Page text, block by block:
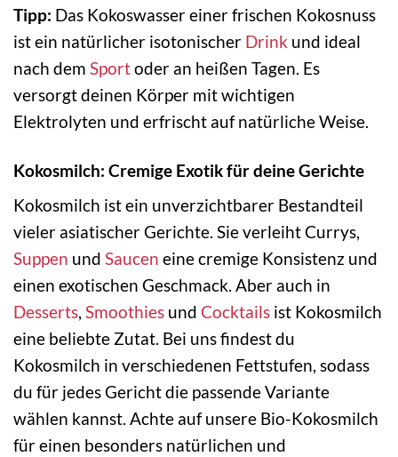
Tipp: Das Kokoswasser einer frischen Kokosnuss
ist ein natürlicher isotonischer Drink und ideal
nach dem Sportoder an heißen Tagen. Es
versorgt deinen Körper mit wichtigen
Elektrolyten und erfrischt auf natürliche Weise.
Kokosmilch: Cremige Exotik für deine Gerichte
Kokosmilch ist ein unverzichtbarer Bestandteil
vieler asiatischer Gerichte. Sie verleiht Currys,
Suppen und Saucen eine cremige Konsistenz und
einen exotischen Geschmack. Aber auch in
Desserts, Smoothies und Cocktails ist Kokosmilch
eine beliebte Zutat. Bei uns findest du
Kokosmilch in verschiedenen Fettstufen, sodass
du für jedes Gericht die passende Variante
wählen kannst. Achte auf unsere Bio-Kokosmilch
für einen besonders natürlichen und